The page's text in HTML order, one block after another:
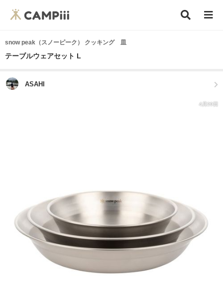
snow peak（スノーピーク） クッキング 皿
テーブルウェアセット L
ASAHI
4月29日